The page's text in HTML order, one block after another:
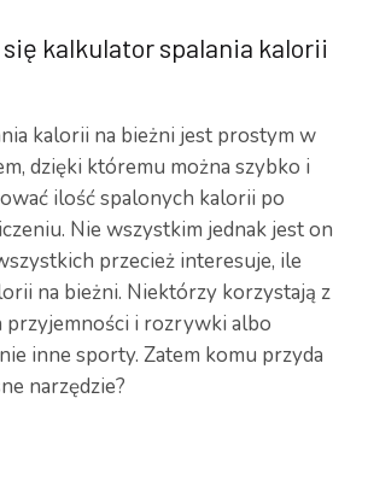
się kalkulator spalania kalorii
kalorii na bieżni jest prostym w
dzięki któremu można szybko i
ilość spalonych kalorii po
Nie wszystkim jednak jest on
przecież interesuje, ile
na bieżni. Niektórzy korzystają z
przyjemności i rozrywki albo
inne sporty. Zatem komu przyda
narzędzie?